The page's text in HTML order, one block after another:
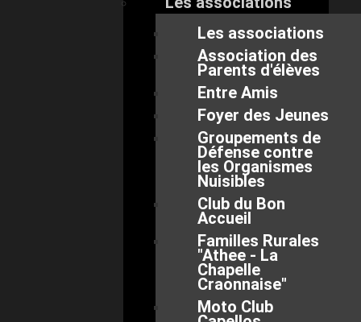
Les associations
Association des
Parents d'élèves
Entre Amis
Foyer des Jeunes
Groupements de
Défense contre
les Organismes
Nuisibles
Club du Bon
Accueil
Familles Rurales
"Athee - La
Chapelle
Craonnaise"
Moto Club